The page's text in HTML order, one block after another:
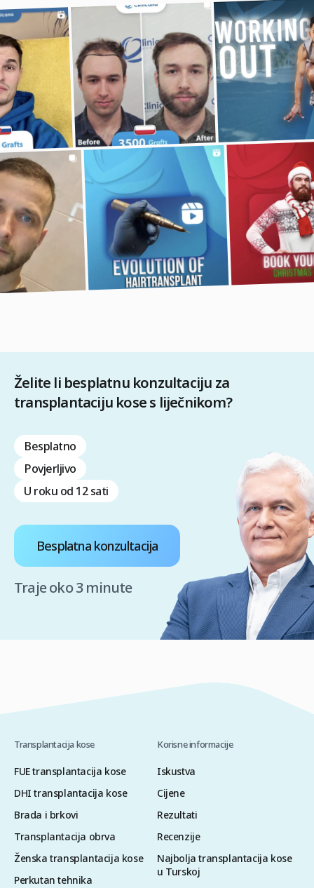
Želite li besplatnu konzultaciju za
transplantaciju kose s liječnikom?
Besplatno
Povjerljivo
U roku od 12 sati
Besplatna konzultacija
Traje oko 3 minute
Transplantacija kose
FUE transplantacija kose
DHI transplantacija kose
Brada i brkovi
Transplantacija obrva
Ženska transplantacija kose
Perkutan tehnika
Korisne informacije
Iskustva
Cijene
Rezultati
Recenzije
Najbolja transplantacija kose
u Turskoj